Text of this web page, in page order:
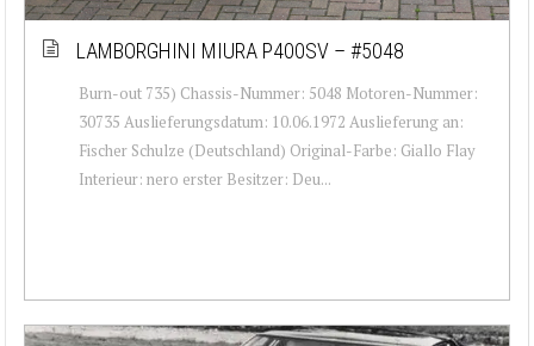
LAMBORGHINI MIURA P400SV – #5048
Burn-out 735) Chassis-Nummer: 5048 Motoren-Nummer:
30735 Auslieferungsdatum: 10.06.1972 Auslieferung an:
Fischer Schulze (Deutschland) Original-Farbe: Giallo Flay
Interieur: nero erster Besitzer: Deu...